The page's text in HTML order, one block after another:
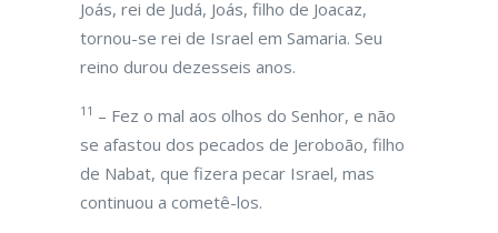
Joás, rei de Judá, Joás, filho de Joacaz,
tornou-se rei de Israel em Samaria. Seu
reino durou dezesseis anos.
11 – Fez o mal aos olhos do Senhor, e não
se afastou dos pecados de Jeroboão, filho
de Nabat, que fizera pecar Israel, mas
continuou a cometê-los.